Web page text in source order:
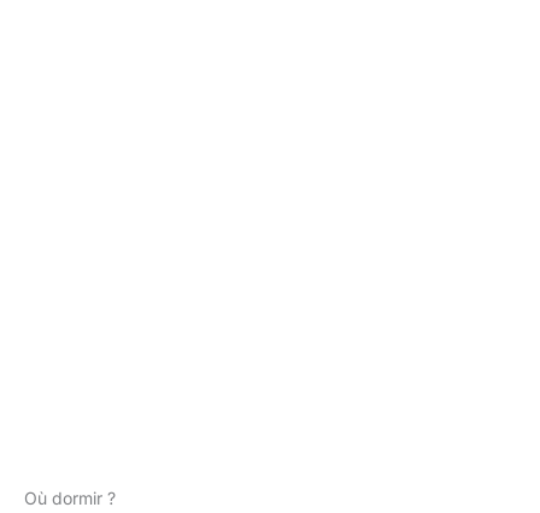
Où dormir ?